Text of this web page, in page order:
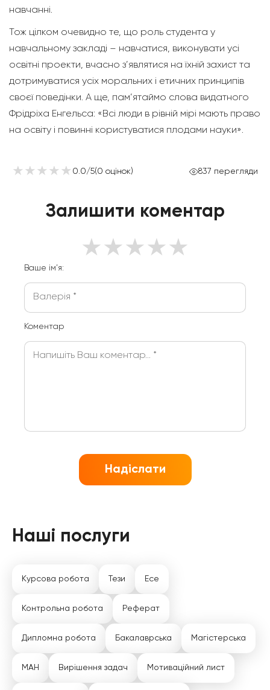
навчанні.
Тож цілком очевидно те, що роль студента у
навчальному закладі – навчатися, виконувати усі
освітні проекти, вчасно з’являтися на їхній захист та
дотримуватися усіх моральних і етичних принципів
своєї поведінки. А ще, пам’ятаймо слова видатного
Фрідріха Енгельса: «Всі люди в рівній мірі мають право
на освіту і повинні користуватися плодами науки».
★ ★ ★ ★ ★
★ ★ ★ ★ ★ 0.0/5(0 оцінок) 837 перегляди
Залишити коментар
Коментар
★
★
★
★
★
Ваше ім’я:
Надіслати
Наші послуги
Курсова робота Тези Есе
Контрольна робота Реферат
Дипломна робота Бакалаврська Магістерська
МАН Вирішення задач Мотиваційний лист